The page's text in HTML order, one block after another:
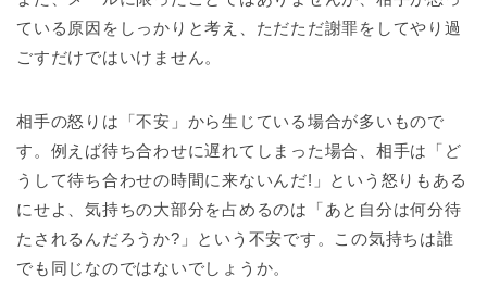
ている原因をしっかりと考え、ただただ謝罪をしてやり過
ごすだけではいけません。
相手の怒りは「不安」から生じている場合が多いもので
す。例えば待ち合わせに遅れてしまった場合、相手は「ど
うして待ち合わせの時間に来ないんだ!」という怒りもある
にせよ、気持ちの大部分を占めるのは「あと自分は何分待
たされるんだろうか?」という不安です。この気持ちは誰
でも同じなのではないでしょうか。